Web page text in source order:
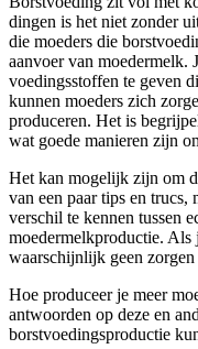
dingen is het niet zonder
die moeders die
aanvoer van moedermelk.
voedingsstoffen te geven
kunnen moeders zich
produceren. Het is
wat goede manieren zijn
Het kan mogelijk zijn om
van een paar tips en trucs,
verschil te kennen tussen
moedermelkproductie. Als
waarschijnlijk geen zorgen
Hoe produceer je meer
antwoorden op deze en
borstvoedingsproductie